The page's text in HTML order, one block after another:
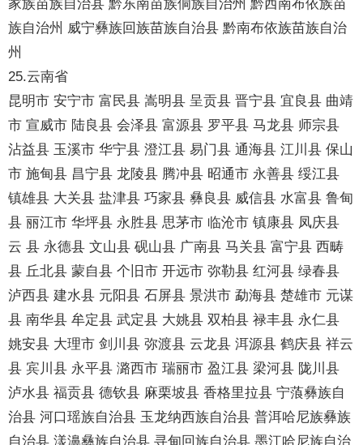
家族苗族自治县 黔东南苗族侗族自治州 黔西南布依族苗
族自治州 威宁彝族回族苗族自治县 黔南布依族苗族自治
州
25.云南省
昆明市 安宁市 富民县 嵩明县 呈贡县 晋宁县 宜良县 曲靖
市 宣威市 陆良县 会泽县 富源县 罗平县 马龙县 师宗县
沾益县 玉溪市 华宁县 澄江县 易门县 通海县 江川县 保山
市 施甸县 昌宁县 龙陵县 腾冲县 昭通市 永善县 绥江县
镇雄县 大关县 盐津县 巧家县 彝良县 威信县 水富县 鲁甸
县 丽江市 华坪县 永胜县 思茅市 临沧市 镇康县 凤庆县
云 县 永德县 文山县 砚山县 广南县 马关县 富宁县 西畴
县 丘北县 蒙自县 个旧市 开远市 弥勒县 红河县 绿春县
泸西县 建水县 元阳县 石屏县 景洪市 勐海县 楚雄市 元谋
县 南华县 牟定县 武定县 大姚县 双柏县 禄丰县 永仁县
姚安县 大理市 剑川县 弥渡县 云龙县 洱源县 鹤庆县 祥云
县 宾川县 永平县 潞西市 瑞丽市 盈江县 梁河县 陇川县
泸水县 福贡县 德钦县 麻栗坡县 香格里拉县 宁蒗彝族自
治县 河口瑶族自治县 玉龙纳西族自治县 普洱哈尼族彝族
自治县 漾濞彝族自治县 寻甸回族自治县 墨江哈尼族自治